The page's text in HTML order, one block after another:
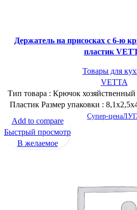
Держатель на присосках с 6-ю
пластик
Товары для
VETTA
Тип товара : Крючок
Пластик Размер упаковки :
Супер-цена
Add to compare
Быстрый просмотр
В желаемое